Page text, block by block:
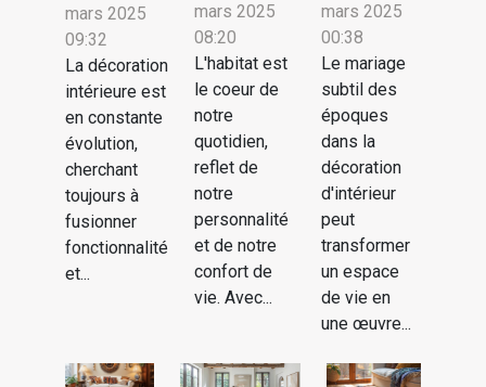
mars 2025
09:32
La décoration
intérieure est
en constante
évolution,
cherchant
toujours à
fusionner
fonctionnalité
et...
mars 2025
08:20
L'habitat est
le coeur de
notre
quotidien,
reflet de
notre
personnalité
et de notre
confort de
vie. Avec...
mars 2025
00:38
Le mariage
subtil des
époques
dans la
décoration
d'intérieur
peut
transformer
un espace
de vie en
une œuvre...